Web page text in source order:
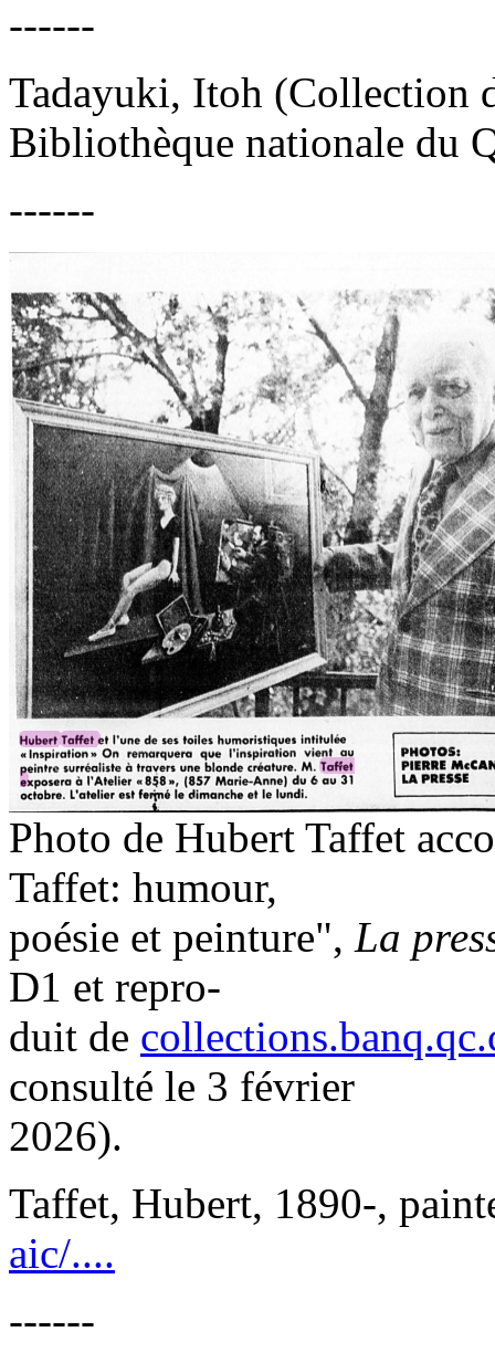
------
Tadayuki, Itoh (Collection
Bibliothèque nationale du
------
Photo de Hubert Taffet
Taffet: humour,
poésie et peinture", La
D1 et repro-
duit de
consulté le 3 février
2026).
Taffet, Hubert, 1890-,
aic/....
------